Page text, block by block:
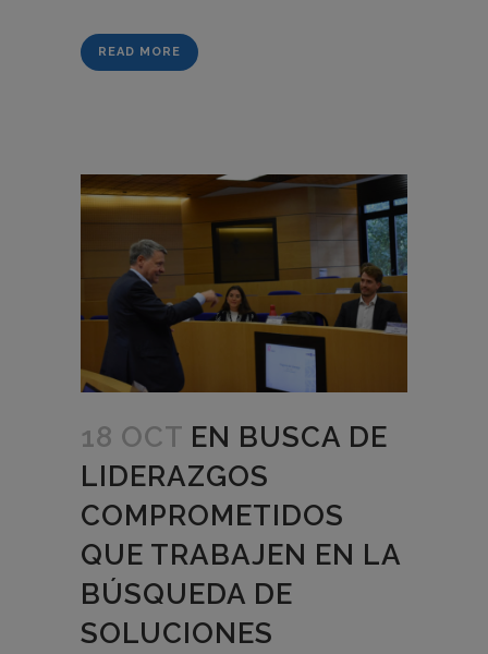
READ MORE
18 OCT EN BUSCA DE
LIDERAZGOS
COMPROMETIDOS
QUE TRABAJEN EN LA
BÚSQUEDA DE
SOLUCIONES